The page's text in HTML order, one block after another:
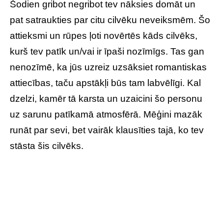
Šodien gribot negribot tev nāksies domāt un
pat satraukties par citu cilvēku neveiksmēm. Šo
attieksmi un rūpes ļoti novērtēs kāds cilvēks,
kurš tev patīk un/vai ir īpaši nozīmīgs. Tas gan
nenozīmē, ka jūs uzreiz uzsāksiet romantiskas
attiecības, taču apstākļi būs tam labvēlīgi. Kal
dzelzi, kamēr tā karsta un uzaicini šo personu
uz sarunu patīkamā atmosfērā. Mēģini mazāk
runāt par sevi, bet vairāk klausīties tajā, ko tev
stāsta šis cilvēks.